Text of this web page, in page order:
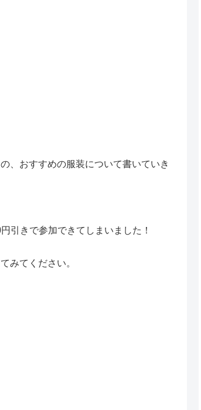
、おすすめの服装について書いていき
引きで参加できてしまいました！
みてください。